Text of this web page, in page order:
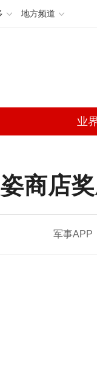
地方频道
业
商店
军事APP